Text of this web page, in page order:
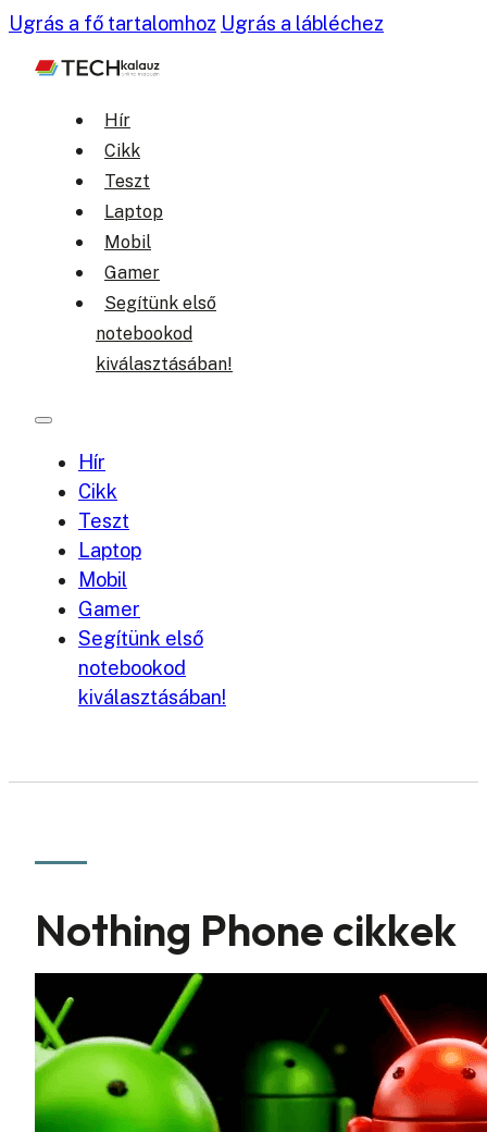
Ugrás a fő tartalomhoz Ugrás a lábléchez
Hír
Cikk
Teszt
Laptop
Mobil
Gamer
Segítünk első
notebookod
kiválasztásában!
Hír
Cikk
Teszt
Laptop
Mobil
Gamer
Segítünk első
notebookod
kiválasztásában!
Nothing Phone cikkek